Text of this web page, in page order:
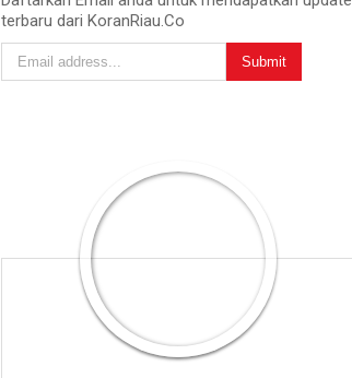
terbaru dari KoranRiau.Co